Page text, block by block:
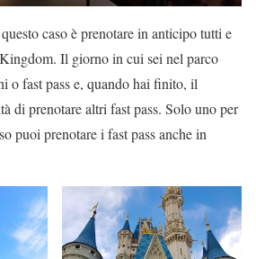
caso è prenotare in anticipo tutti e
Il giorno in cui sei nel parco
o fast pass e, quando hai finito, il
di prenotare altri fast pass. Solo uno per
puoi prenotare i fast pass anche in